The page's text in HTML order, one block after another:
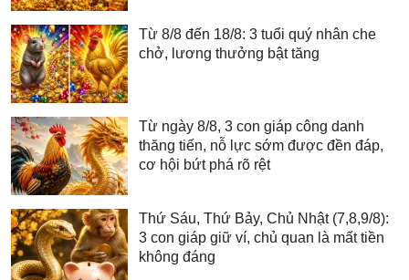
Từ 8/8 đến 18/8: 3 tuổi quý nhân che
chở, lương thưởng bật tăng
Từ ngày 8/8, 3 con giáp công danh
thăng tiến, nỗ lực sớm được đền đáp,
cơ hội bứt phá rõ rệt
Thứ Sáu, Thứ Bảy, Chủ Nhật (7,8,9/8):
3 con giáp giữ ví, chủ quan là mất tiền
không đáng